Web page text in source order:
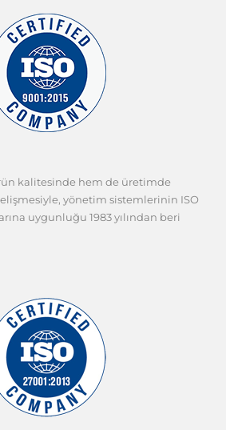
kalitesinde hem de üretimde
yönetim sistemlerinin ISO
uygunluğu 1983 yılından beri